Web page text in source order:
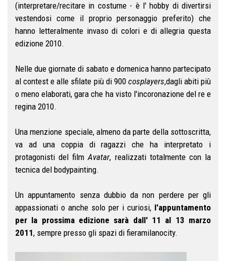
(interpretare/recitare in costume - è l' hobby di divertirsi
vestendosi come il proprio personaggio preferito) che
hanno letteralmente invaso di colori e di allegria questa
edizione 2010.
Nelle due giornate di sabato e domenica hanno partecipato
al contest e alle sfilate più di 900 cosplayers,dagli abiti più
o meno elaborati, gara che ha visto l'incoronazione del re e
regina 2010.
Una menzione speciale, almeno da parte della sottoscritta,
va ad una coppia di ragazzi che ha interpretato i
protagonisti del filmAvatar, realizzati totalmente con la
tecnica del bodypainting.
Un appuntamento senza dubbio da non perdere per gli
appassionati o anche solo per i curiosi, l'appuntamento
per la prossima edizione sarà dall' 11 al 13 marzo
2011, sempre presso gli spazi di fieramilanocity.